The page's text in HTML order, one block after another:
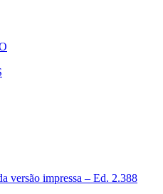
versão impressa – Ed. 2.388